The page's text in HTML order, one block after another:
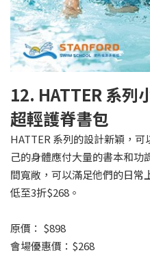
12. HATTER 系列
超輕護脊書包
HATTER 系列的設計新穎，
己的身體應付大量的書本和功
間寬敞，可以滿足他們的日常
低至3折$268。
原價： $898
會場優惠價：$268